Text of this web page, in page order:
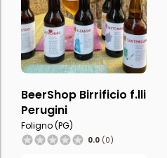
BeerShop Birrificio f.lli
Perugini
Foligno (PG)
0.0 (0)